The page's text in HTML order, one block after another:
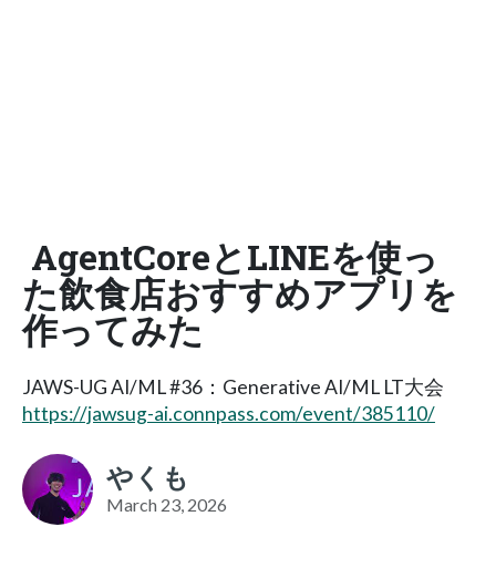
AgentCoreとLINEを使っ
た飲食店おすすめアプリを
作ってみた
JAWS-UG AI/ML #36：Generative AI/ML LT大会
https://jawsug-ai.connpass.com/event/385110/
やくも
March 23, 2026